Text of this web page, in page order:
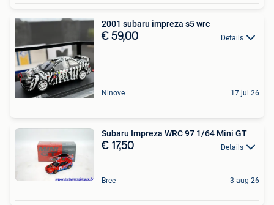
2001 subaru impreza s5 wrc
€ 59,00 Details
Ninove 17 jul 26
Subaru Impreza WRC 97 1/64 Mini GT
€ 17,50 Details
Bree 3 aug 26